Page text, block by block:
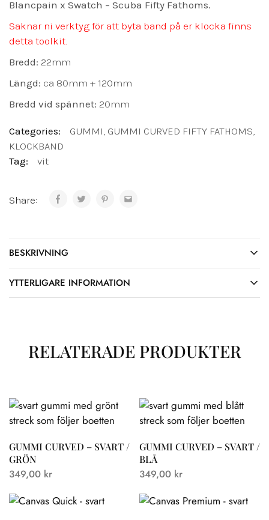
Blancpain x Swatch – Scuba Fifty Fathoms.
Saknar ni verktyg för att byta band på er klocka finns
detta toolkit.
Bredd: 22mm
Längd: ca 80mm + 120mm
Bredd vid spännet: 20mm
Categories: GUMMI, GUMMI CURVED FIFTY FATHOMS,
KLOCKBAND
Tag:
vit
Share:
BESKRIVNING
YTTERLIGARE INFORMATION
RELATERADE PRODUKTER
GUMMI CURVED – SVART /
GRÖN
349,00 kr
GUMMI CURVED – SVART /
BLÅ
349,00 kr